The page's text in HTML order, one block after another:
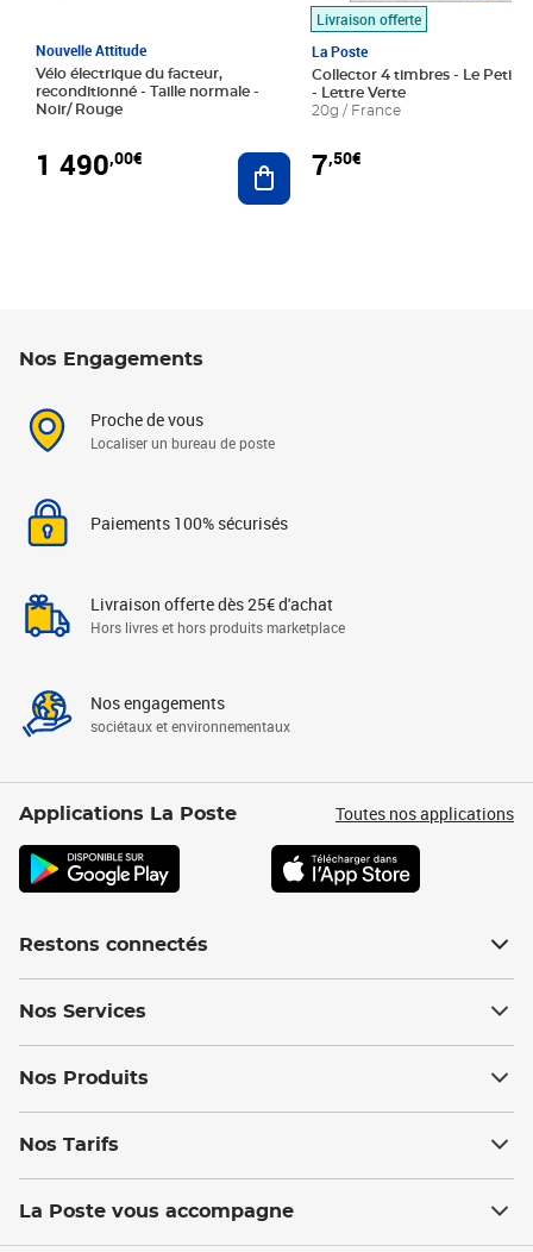
Nouvelle Attitude
Vélo électrique du facteur,
reconditionné - Taille normale -
Noir/ Rouge
1 490,00€ Ajouter au panier
Livraison offerte
La Poste
Collector 4 timbres - Le Petit
- Lettre Verte
20g / France
7,50€
Nos Engagements
Proche de vous
Localiser un bureau de poste
Paiements 100% sécurisés
Livraison offerte dès 25€ d'achat
Hors livres et hors produits marketplace
Nos engagements
sociétaux et environnementaux
Applications La Poste Toutes nos applications
Restons connectés
Nos Services
Nos Produits
Nos Tarifs
La Poste vous accompagne